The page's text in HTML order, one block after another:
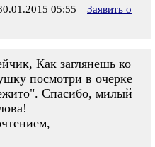
05:55
Заявить о
Как заглянешь ко
посмотри в очерке
Спасибо, милый